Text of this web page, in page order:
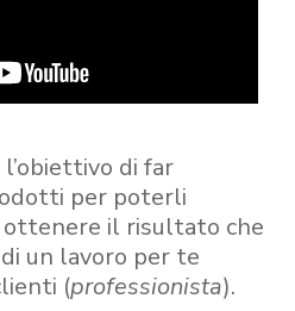
l’obiettivo di far
per poterli
il risultato che
un lavoro per te
(professionista).